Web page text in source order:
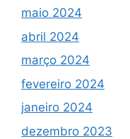
maio 2024
abril 2024
março 2024
fevereiro 2024
janeiro 2024
dezembro 2023